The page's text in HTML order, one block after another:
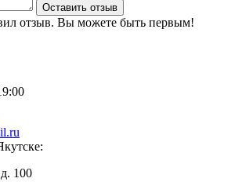
Оставить отзыв
отзыв. Вы можете быть первым!
100